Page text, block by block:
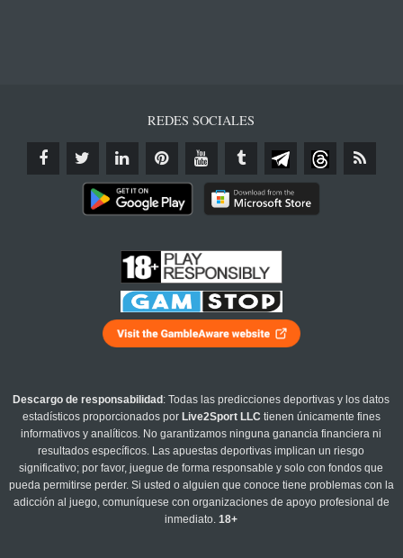
REDES SOCIALES
Descargo de responsabilidad : Todas las predicciones deportivas y los datos
estadísticos proporcionados por Live2Sport LLC tienen únicamente fines
informativos y analíticos. No garantizamos ninguna ganancia financiera ni
resultados específicos. Las apuestas deportivas implican un riesgo
significativo; por favor, juegue de forma responsable y solo con fondos que
pueda permitirse perder. Si usted o alguien que conoce tiene problemas con la
adicción al juego, comuníquese con organizaciones de apoyo profesional de
inmediato.18+